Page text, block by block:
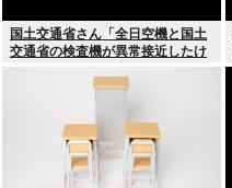
国土交通省さん「全日空機と国土
交通省の検査機が異常接近したけ
ど”ニアミス”には当たらない(ニチ